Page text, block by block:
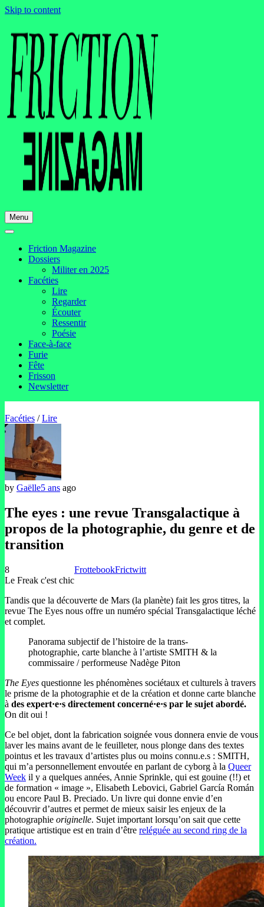
Skip to content
Menu
Friction Magazine
Dossiers
Militer en 2025
Facéties
Lire
Regarder
Écouter
Ressentir
Poésie
Face-à-face
Furie
Fête
Frisson
Newsletter
Facéties /Lire
by Gaëlle5 ans ago
The eyes : une revue Transgalactique à
propos de la photographie, du genre et de
transition
8
Le Freak c'est chic
FrottebookFrictwitt
Tandis que la découverte de Mars (la planète) fait les gros titres, la
revue The Eyes nous offre un numéro spécial Transgalactique léché
et complet.
Panorama subjectif de l’histoire de la trans-
photographie, carte blanche à l’artiste SMITH & la
commissaire / performeuse Nadège Piton
The Eyes questionne les phénomènes sociétaux et culturels à travers
le prisme de la photographie et de la création et donne carte blanche
à des expert·e·s directement concerné·e·s par le sujet abordé.
On dit oui !
Ce bel objet, dont la fabrication soignée vous donnera envie de vous
laver les mains avant de le feuilleter, nous plonge dans des textes
pointus et les travaux d’artistes plus ou moins connu.e.s : SMITH,
qui m’a personnellement envoutée en parlant de cyborg à la Queer
Week il y a quelques années, Annie Sprinkle, qui est gouine (!!) et
de formation « image », Elisabeth Lebovici, Gabriel García Román
ou encore Paul B. Preciado. Un livre qui donne envie d’en
découvrir d’autres et permet de mieux saisir les enjeux de la
photographie originelle. Sujet important lorsqu’on sait que cette
pratique artistique est en train d’être reléguée au second ring de la
création.